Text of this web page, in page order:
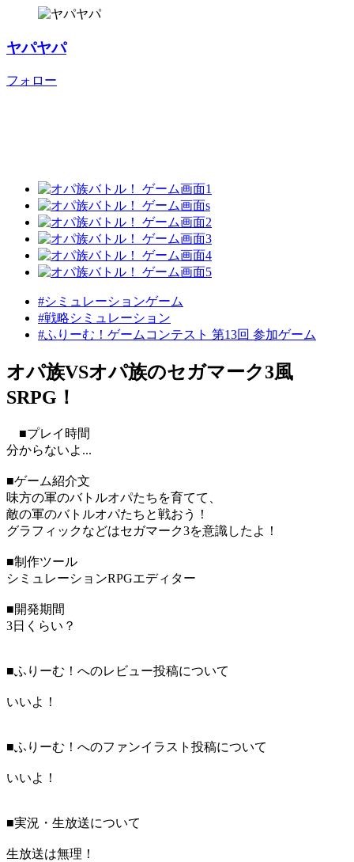
ヤパヤパ
フォロー
#シミュレーションゲーム
#戦略シミュレーション
#ふりーむ！ゲームコンテスト 第13回 参加ゲーム
オパ族VSオパ族のセガマーク3風
SRPG！
■プレイ時間
分からないよ...
■ゲーム紹介文
味方の軍のバトルオパたちを育てて、
敵の軍のバトルオパたちと戦おう！
グラフィックなどはセガマーク3を意識したよ！
■制作ツール
シミュレーションRPGエディター
■開発期間
3日くらい？
■ふりーむ！へのレビュー投稿について
いいよ！
■ふりーむ！へのファンイラスト投稿について
いいよ！
■実況・生放送について
生放送は無理！